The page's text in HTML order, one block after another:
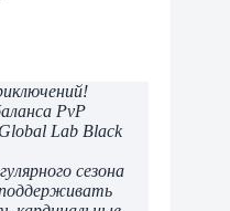
PvP
Lab Black
сезона